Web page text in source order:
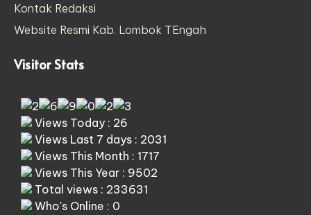
Kontak Redaksi
Website Resmi Kab. Lombok TEngah
Visitor Stats
Views Today : 26
Views Last 7 days : 2031
Views This Month : 1717
Views This Year : 9502
Total views : 233631
Who's Online : 0